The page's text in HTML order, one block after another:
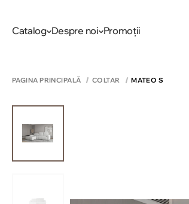
Catalog Despre noi Promoții
PAGINA PRINCIPALĂ COLTAR MATEO S